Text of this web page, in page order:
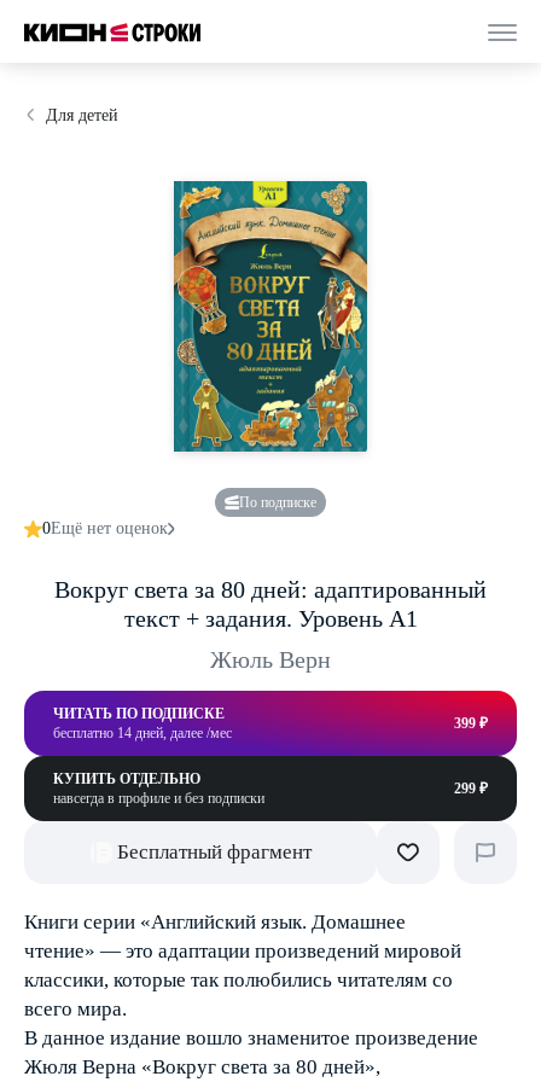
Для детей
По подписке
0Ещё нет оценок
Вокруг света за 80 дней: адаптированный
текст + задания. Уровень А1
Жюль Верн
ЧИТАТЬ ПО ПОДПИСКЕ
бесплатно 14 дней, далее /мес
399 ₽
КУПИТЬ ОТДЕЛЬНО
навсегда в профиле и без подписки
299 ₽
Бесплатный фрагмент
Книги серии «Английский язык. Домашнее
чтение» — это адаптации произведений мировой
классики, которые так полюбились читателям со
всего мира.
В данное издание вошло знаменитое произведение
Жюля Верна «Вокруг света за 80 дней»,